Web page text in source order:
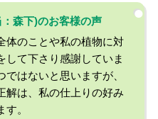
森下)のお客様の声
体のことや私の植物に対
して下さり感謝していま
はないと思いますが、
解は、私の仕上りの好み
。